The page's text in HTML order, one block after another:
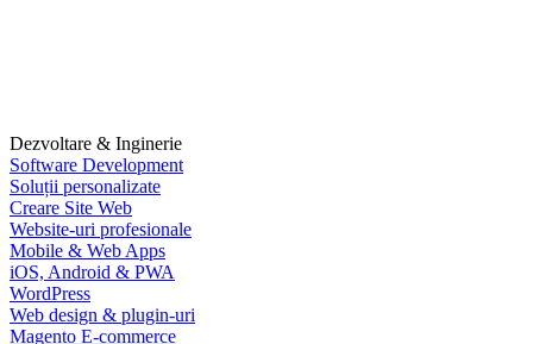
Dezvoltare & Inginerie
Software Development
Soluții personalizate
Creare Site Web
Website-uri profesionale
Mobile & Web Apps
iOS, Android & PWA
WordPress
Web design & plugin-uri
Magento E-commerce